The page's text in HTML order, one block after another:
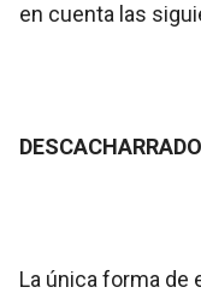
en cuenta las
DESCACHARRADO
La única forma de